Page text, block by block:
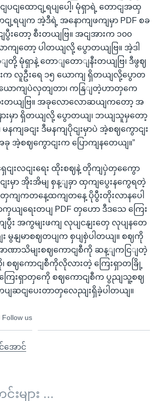
ပငျထောငျ့ရပျပေါ့၊ မုံရှာရဲ့ တောငျအထှ
ငျ့ရပျက အဲ့ဒီရဲ့ အနောကျဖကျမှာ PDF စခ
းတော့ စီးတယျဗြ။ အငျအားက ၁၀၀
ကျတော့ ပါတယျလို့ ပွောတယျဗြ။ အဲ့ဒါ
တို့ မုံရှာနဲ့ တောျတောျနီးတယျဗြ၊ ဒီဖွဈ
းက လူဦးရေ ၁၅ ယောကျ ရှိတယျလို့ပွောတ
ောကျပဲလှတျတာ၊ ကနြျတဲ့ဟာတှကေ
းတယျဗြ။ အခုလောလောဆယျကတော့ အ
းမှာ ရှိတယျလို့ ပွောတယျ၊ ဘယျသူမှတော့
ကျခငျး ဒီမနကျပိုငျးမှာပဲ အဲ့စဈကွောငျး
ခု အဲ့စဈကွောငျးက ပြောကျနတေယျ။”
ငျးလငျးရေး ထိုးစဈနဲ့ တိုကျပှဲတှကွေော
းမှာ အိုးအိမျ စှန့ျခှာ ထှကျပွေးနကွေရတဲ့
ကျကတနေ့ထကျတနေ့ ပိုပွီးတိုးလာနပေါ
ယျရေးတပျ PDF တှဟော ဒီဒသေ ကြေး
း အကွမျးဖကျ လုပျငနျးတှေ လုပျနတေ
မွနျမာစဈတပျက စှပျစှဲပါတယျ။ စဈကို
အာဏာသိမျးစဈကောငျစီကို ဆန့ျကငြျတဲ့
စဈကောငျစီကိုလိုလားတဲ့ ကြေးရှာတခြို့
ြေးရှာတှကေို စဈကောငျစီက ပွညျသူ့စဈ
ဆငျပေးတာတှလေညျးရှိခဲ့ပါတယျ။
Follow us
အောင်
ျား ...